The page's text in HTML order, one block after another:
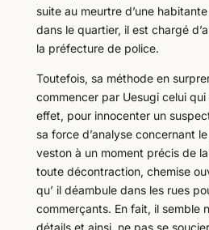
suite au meurtre d’une
dans le quartier, il est chargé
la préfecture de police.
Toutefois, sa méthode en
commencer par Uesugi celui qui
effet, pour innocenter un
sa force d’analyse concernant
veston à un moment précis de la
toute décontraction, chemise
qu’ il déambule dans les rues
commerçants. En fait, il semble
détails et ainsi, ne pas se